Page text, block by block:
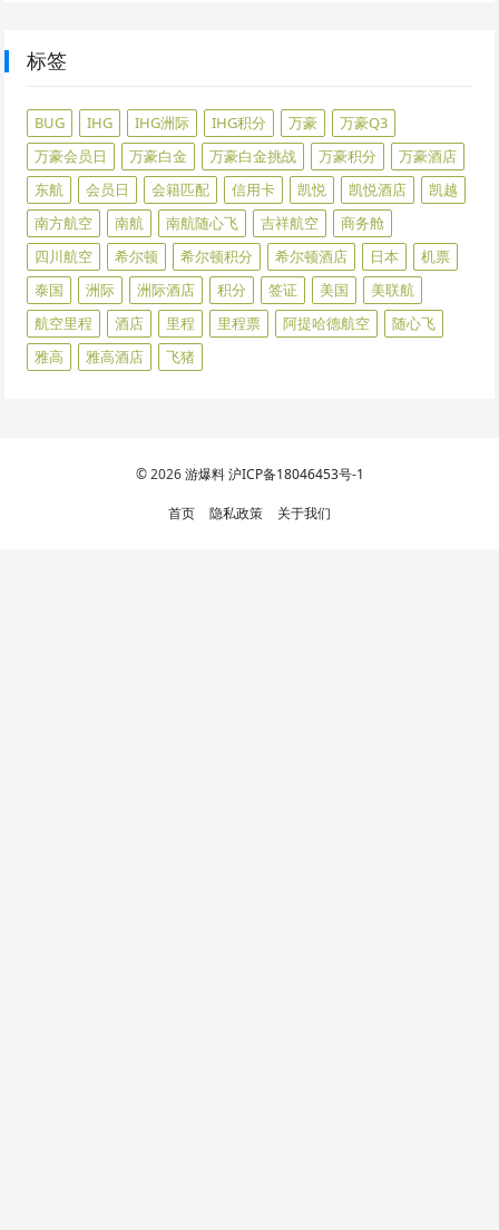
标签
BUG IHG IHG洲际 IHG积分 万豪
万豪Q3
万豪会员日
万豪白金 万豪白金挑战 万豪积分
万豪酒店
东航
会员日 会籍匹配 信用卡 凯悦 凯悦酒店
凯越
南方航空
南航 南航随心飞 吉祥航空
商务舱
四川航空
希尔顿 希尔顿积分 希尔顿酒店 日本
机票
泰国
洲际 洲际酒店 积分 签证 美国
美联航
航空里程
酒店 里程 里程票 阿提哈德航空
随心飞
雅高
雅高酒店 飞猪
© 2026游爆料 沪ICP备18046453号-1
首页 隐私政策 关于我们